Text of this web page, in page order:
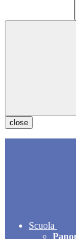
close
Scuola